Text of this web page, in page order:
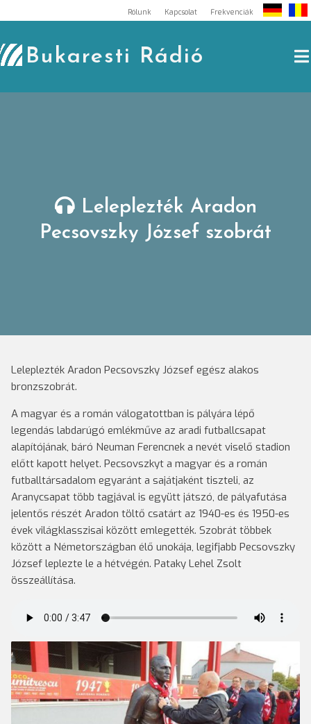
to
content
Rólunk Kapcsolat Frekvenciák
Bukaresti Rádió
Leleplezték Aradon
Pecsovszky József szobrát
Leleplezték Aradon Pecsovszky József egész alakos
bronzszobrát.
A magyar és a román válogatottban is pályára lépő
legendás labdarúgó emlékműve az aradi futballcsapat
alapítójának, báró Neuman Ferencnek a nevét viselő stadion
előtt kapott helyet. Pecsovszkyt a magyar és a román
futballtársadalom egyaránt a sajátjaként tiszteli, az
Aranycsapat több tagjával is együtt játszó, de pályafutása
jelentős részét Aradon töltő csatárt az 1940-es és 1950-es
évek világklasszisai között emlegették. Szobrát többek
között a Németországban élő unokája, legifjabb Pecsovszky
József leplezte le a hétvégén. Pataky Lehel Zsolt
összeállítása.